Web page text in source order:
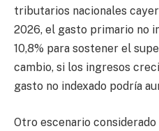
tributarios nacionales
2026, el gasto primario no
10,8% para sostener el
cambio, si los ingresos
gasto no indexado podría
Otro escenario